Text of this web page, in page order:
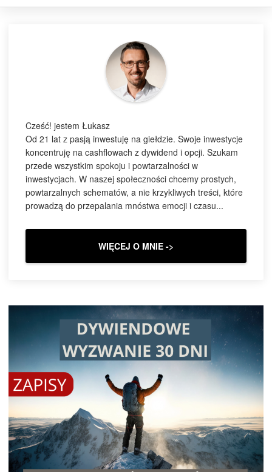
Cześć! jestem Łukasz
Od 21 lat z pasją inwestuję na giełdzie. Swoje inwestycje
koncentruję na cashflowach z dywidend i opcji. Szukam
przede wszystkim spokoju i powtarzalności w
inwestycjach. W naszej społeczności chcemy prostych,
powtarzalnych schematów, a nie krzykliwych treści, które
prowadzą do przepalania mnóstwa emocji i czasu...
WIĘCEJ O MNIE ->